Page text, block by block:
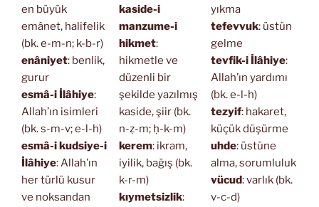
en büyük
emânet, halifelik
(bk. e-m-n; k-b-r)
enâniyet: benlik,
gurur
esmâ-i İlâhiye:
Allah’ın isimleri
(bk. s-m-v; e-l-h)
esmâ-i kudsiye-i
İlâhiye: Allah’ın
her türlü kusur
ve noksandan
kaside-i
manzume-i
hikmet:
hikmetle ve
düzenli bir
şekilde yazılmış
kaside, şiir (bk.
n-ẓ-m; ḥ-k-m)
kerem: ikram,
iyilik, bağış (bk.
k-r-m)
kıymetsizlik:
yıkma
tefevvuk: üstün
gelme
tevfik-i İlâhiye:
Allah’ın yardımı
(bk. e-l-h)
tezyif: hakaret,
küçük düşürme
uhde: üstüne
alma, sorumluluk
vücud: varlık (bk.
v-c-d)